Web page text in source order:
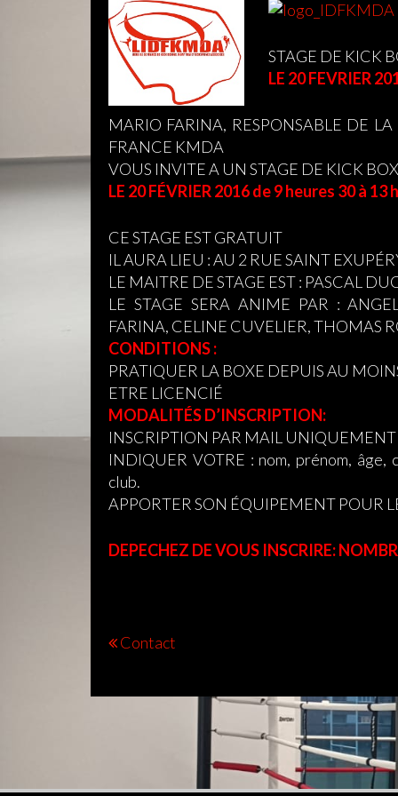
STAGE DE KICK
LE 20 FEVRIER
MARIO FARINA, RESPONSABLE DE
FRANCE KMDA
VOUS INVITE A UN STAGE DE KICK
LE 20 FÉVRIER 2016 de 9 heures 30 à 13
CE STAGE EST GRATUIT
IL AURA LIEU : AU 2 RUE SAINT
LE MAITRE DE STAGE EST : PASCAL
LE STAGE SERA ANIME PAR :
FARINA, CELINE CUVELIER, THOMAS
CONDITIONS :
PRATIQUER LA BOXE DEPUIS AU
ETRE LICENCIÉ
MODALITÉS D’INSCRIPTION:
INSCRIPTION PAR MAIL
INDIQUER VOTRE : nom, prénom,
club.
APPORTER SON ÉQUIPEMENT POUR
DEPECHEZ DE VOUS INSCRIRE:
Navigation
l’article
Contact